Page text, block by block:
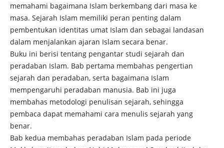
memahami bagaimana Islam berkembang dari masa ke
masa. Sejarah Islam memiliki peran penting dalam
pembentukan identitas umat Islam dan sebagai landasan
dalam menjalankan ajaran Islam secara benar.
Buku ini berisi tentang pengantar studi sejarah dan
peradaban Islam. Bab pertama membahas pengertian
sejarah dan peradaban, serta bagaimana Islam
mempengaruhi peradaban manusia. Bab ini juga
membahas metodologi penulisan sejarah, sehingga
pembaca dapat memahami cara menulis sejarah yang
benar.
Bab kedua membahas peradaban Islam pada periode